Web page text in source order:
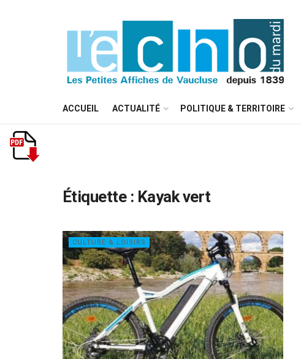
ACCUEIL ACTUALITÉ POLITIQUE & TERRITOIRE
Étiquette : Kayak vert
CULTURE & LOISIRS